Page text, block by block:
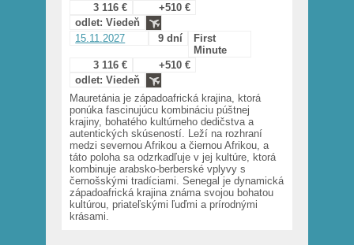
3 116 €
+510 €
odlet: Viedeň
15.11.2027
9 dní
First
Minute
3 116 €
+510 €
odlet: Viedeň
Mauretánia je západoafrická krajina, ktorá
ponúka fascinujúcu kombináciu púštnej
krajiny, bohatého kultúrneho dedičstva a
autentických skúseností. Leží na rozhraní
medzi severnou Afrikou a čiernou Afrikou, a
táto poloha sa odzrkadľuje v jej kultúre, ktorá
kombinuje arabsko-berberské vplyvy s
černošskými tradíciami. Senegal je dynamická
západoafrická krajina známa svojou bohatou
kultúrou, priateľskými ľuďmi a prírodnými
krásami.